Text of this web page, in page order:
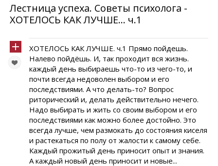
Лестница успеха. Советы психолога -
ХОТЕЛОСЬ КАК ЛУЧШЕ… ч.1
ХОТЕЛОСЬ КАК ЛУЧШЕ. ч.1 Прямо пойдешь.
Налево пойдёшь. И, так проходит вся жизнь.
каждый день выбираешь что-то из чего-то, и
почти всегда недоволен выбором и его
последствиями. А что делать-то? Вопрос
риторический и, делать действительно нечего.
Надо выбирать и жить со своим выбором и его
последствиями как можно более достойно. Это
всегда лучше, чем размокать до состояния киселя
и растекаться по полу от жалости к самому себе.
Каждый прожитый день приносит опыт и знания.
А каждый новый день приносит и новые...